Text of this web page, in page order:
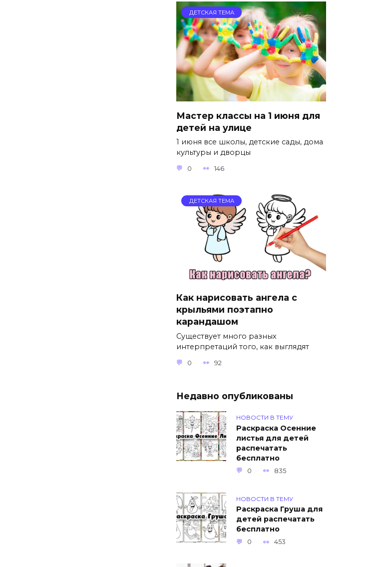
ДЕТСКАЯ ТЕМА
Мастер классы на 1 июня для
детей на улице
1 июня все школы, детские сады, дома
культуры и дворцы
0 146
ДЕТСКАЯ ТЕМА
Как нарисовать ангела с
крыльями поэтапно
карандашом
Существует много разных
интерпретаций того, как выглядят
0 92
Недавно опубликованы
НОВОСТИ В ТЕМУ
Раскраска Осенние
листья для детей
распечатать
бесплатно
0 835
НОВОСТИ В ТЕМУ
Раскраска Груша для
детей распечатать
бесплатно
0 453